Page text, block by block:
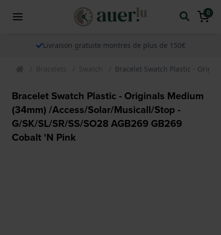
0
Livraison gratuite montres de plus de 150€
Bracelets Swatch Bracelet Swatch Plastic -
Bracelet Swatch Plastic - Originals Medium
(34mm) /Access/Solar/Musicall/Stop -
G/SK/SL/SR/SS/SO28 AGB269 GB269
Cobalt 'N Pink